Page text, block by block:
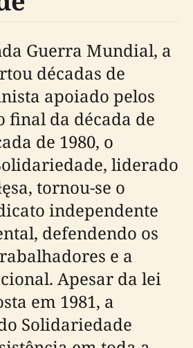
Guerra Mundial, a
décadas de
apoiado pelos
final da década de
de 1980, o
liderado
tornou-se o
independente
defendendo os
e a
Apesar da lei
em 1981, a
Solidariedade